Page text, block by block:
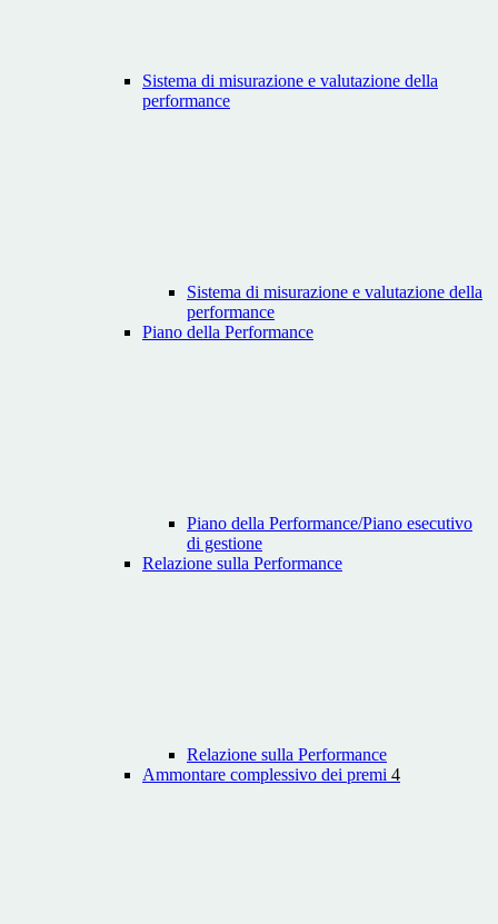
Sistema di misurazione e valutazione della
performance
Sistema di misurazione e valutazione della
performance
Piano della Performance
Piano della Performance/Piano esecutivo
di gestione
Relazione sulla Performance
Relazione sulla Performance
Ammontare complessivo dei premi 4